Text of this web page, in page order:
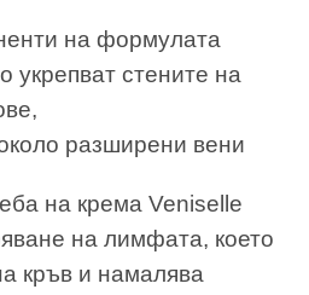
на формулата
укрепват стените на
разширени вени
на крема Veniselle
на лимфата, което
кръв и намалява